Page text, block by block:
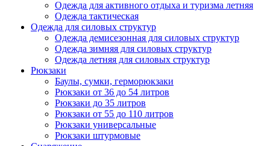
Одежда для активного отдыха и туризма летняя
Одежда тактическая
Одежда для силовых структур
Одежда демисезонная для силовых структур
Одежда зимняя для силовых структур
Одежда летняя для силовых структур
Рюкзаки
Баулы, сумки, герморюкзаки
Рюкзаки от 36 до 54 литров
Рюкзаки до 35 литров
Рюкзаки от 55 до 110 литров
Рюкзаки универсальные
Рюкзаки штурмовые